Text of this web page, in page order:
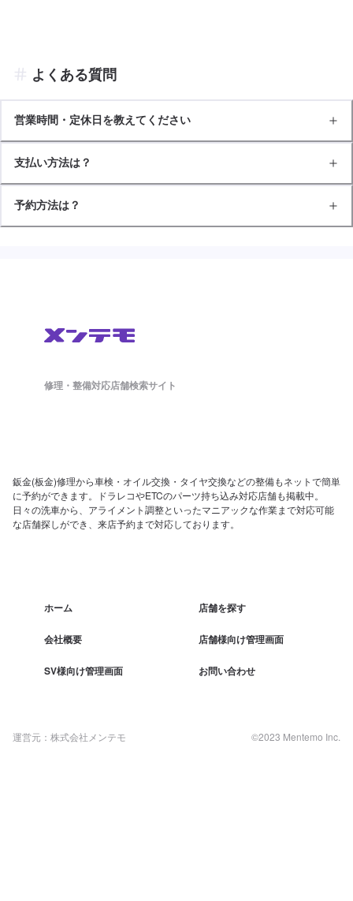
よくある質問
営業時間・定休日を教えてください
支払い方法は？
予約方法は？
修理・整備対応店舗検索サイト
鈑金(板金)修理から車検・オイル交換・タイヤ交換などの整備もネットで簡単
に予約ができます。ドラレコやETCのパーツ持ち込み対応店舗も掲載中。
日々の洗車から、アライメント調整といったマニアックな作業まで対応可能
な店舗探しができ、来店予約まで対応しております。
ホーム 店舗を探す
会社概要 店舗様向け管理画面
SV様向け管理画面 お問い合わせ
運営元：株式会社メンテモ ©2023 Mentemo Inc.